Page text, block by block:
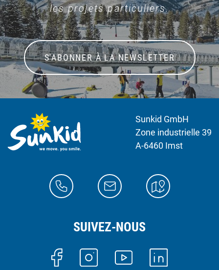
les projets particuliers.
S'ABONNER À LA NEWSLETTER
Sunkid GmbH
Zone industrielle 39
A-6460 Imst
SUIVEZ-NOUS